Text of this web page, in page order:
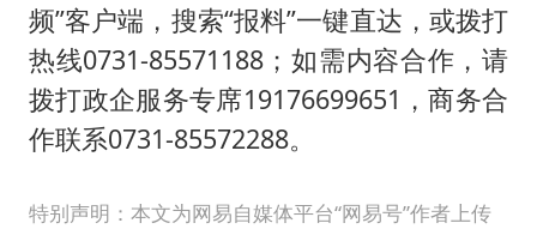
频”客户端，搜索“报料”一键直达，或拨打
热线0731-85571188；如需内容合作，请
拨打政企服务专席19176699651，商务合
作联系0731-85572288。
特别声明：本文为网易自媒体平台“网易号”作者上传